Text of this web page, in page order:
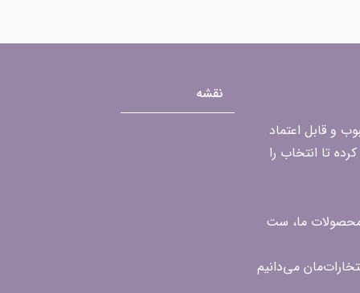
و قابل اعتماد
تا انتخاب را
محصولات ما، ست
نقشه